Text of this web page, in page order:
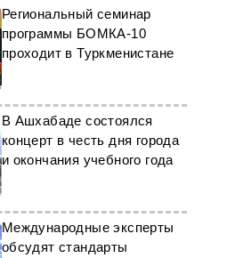
Региональный семинар
программы БОМКА-10
проходит в Туркменистане
В Ашхабаде состоялся
концерт в честь дня города
и окончания учебного года
Международные эксперты
обсудят стандарты